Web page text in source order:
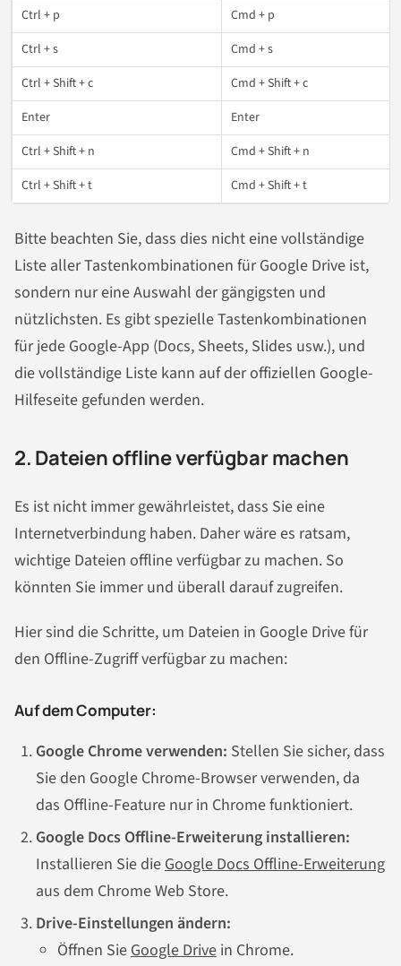
Ctrl + p
Cmd + p
Ctrl + s
Cmd + s
Ctrl + Shift + c
Cmd + Shift + c
Enter
Enter
Ctrl + Shift + n
Cmd + Shift + n
Ctrl + Shift + t
Cmd + Shift + t
Bitte beachten Sie, dass dies nicht eine vollständige
Liste aller Tastenkombinationen für Google Drive ist,
sondern nur eine Auswahl der gängigsten und
nützlichsten. Es gibt spezielle Tastenkombinationen
für jede Google-App (Docs, Sheets, Slides usw.), und
die vollständige Liste kann auf der offiziellen Google-
Hilfeseite gefunden werden.
2. Dateien offline verfügbar machen
Es ist nicht immer gewährleistet, dass Sie eine
Internetverbindung haben. Daher wäre es ratsam,
wichtige Dateien offline verfügbar zu machen. So
könnten Sie immer und überall darauf zugreifen.
Hier sind die Schritte, um Dateien in Google Drive für
den Offline-Zugriff verfügbar zu machen:
Auf dem Computer:
Google Chrome verwenden: Stellen Sie sicher, dass
Sie den Google Chrome-Browser verwenden, da
das Offline-Feature nur in Chrome funktioniert.
Google Docs Offline-Erweiterung installieren:
Installieren Sie die Google Docs Offline-Erweiterung
aus dem Chrome Web Store.
Drive-Einstellungen ändern:
Öffnen Sie Google Drive in Chrome.